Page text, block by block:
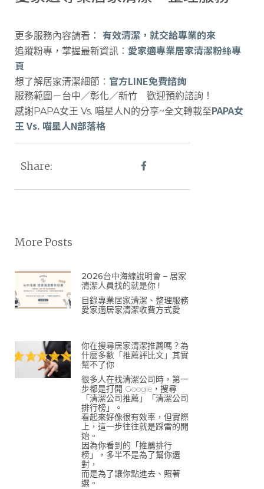
更多服務內容請看： 有效清潔，就交給專業的來
追蹤粉專，掌握最新資訊： 愛家適專業居家清潔粉絲專
頁
想了解居家清潔細節： 官方LINE免費諮詢
服務範圍－台中／彰化／新竹 歡迎預約諮詢！
感謝PAPA女王 Vs. 喵星人N的分享~全文轉載至PAPA女
王 Vs. 喵星人N部落格
Share:
More Posts
2026台中海線說明會 – 居家
清潔人員找的就是你 !
目錄專業居家清潔、整理服務
愛家適居家清潔收費方式愛
你在搜尋居家清潔推薦嗎？為
什麼多數「推薦評比文」其實
幫不了你
很多人在找清潔公司時，第一
步都是打開 Google，搜尋
「清潔公司推薦」「清潔公司
排行榜」。
看起來好像很有效率，但實際
上，這一步往往就是踩雷的開
始。
因為你看到的「推薦排行
榜」，多半不是為了幫你選
對，
而是為了讓你點進去、照著
選。